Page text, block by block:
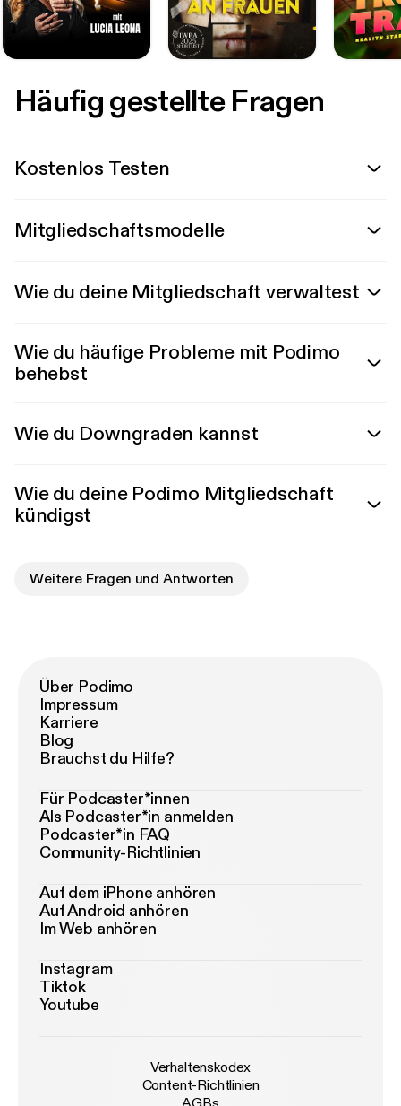
Häufig gestellte Fragen
Kostenlos Testen
Mitgliedschaftsmodelle
Wie du deine Mitgliedschaft verwaltest
Wie du häufige Probleme mit Podimo
behebst
Wie du Downgraden kannst
Wie du deine Podimo Mitgliedschaft
kündigst
Weitere Fragen und Antworten
Über Podimo
Impressum
Karriere
Blog
Brauchst du Hilfe?
Für Podcaster*innen
Als Podcaster*in anmelden
Podcaster*in FAQ
Community-Richtlinien
Auf dem iPhone anhören
Auf Android anhören
Im Web anhören
Instagram
Tiktok
Youtube
Verhaltenskodex
Content-Richtlinien